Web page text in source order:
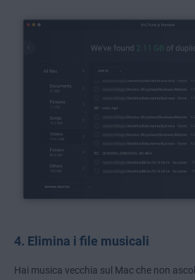
4. Elimina i file musicali
Hai musica vecchia sul Mac che non